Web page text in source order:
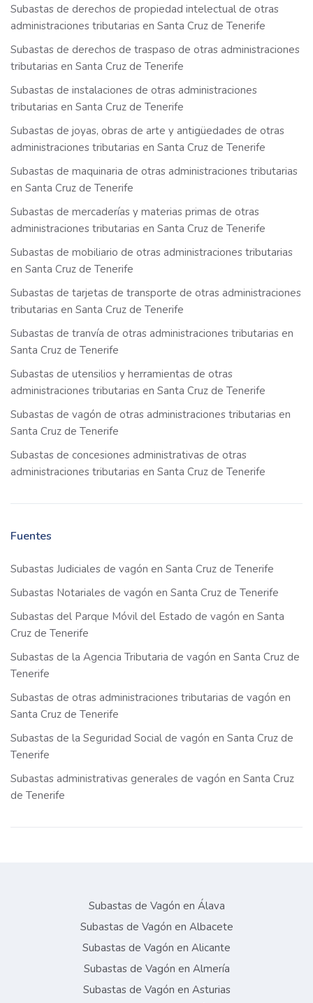
Subastas de derechos de propiedad intelectual de otras
administraciones tributarias en Santa Cruz de Tenerife
Subastas de derechos de traspaso de otras administraciones
tributarias en Santa Cruz de Tenerife
Subastas de instalaciones de otras administraciones
tributarias en Santa Cruz de Tenerife
Subastas de joyas, obras de arte y antigüedades de otras
administraciones tributarias en Santa Cruz de Tenerife
Subastas de maquinaria de otras administraciones tributarias
en Santa Cruz de Tenerife
Subastas de mercaderías y materias primas de otras
administraciones tributarias en Santa Cruz de Tenerife
Subastas de mobiliario de otras administraciones tributarias
en Santa Cruz de Tenerife
Subastas de tarjetas de transporte de otras administraciones
tributarias en Santa Cruz de Tenerife
Subastas de tranvía de otras administraciones tributarias en
Santa Cruz de Tenerife
Subastas de utensilios y herramientas de otras
administraciones tributarias en Santa Cruz de Tenerife
Subastas de vagón de otras administraciones tributarias en
Santa Cruz de Tenerife
Subastas de concesiones administrativas de otras
administraciones tributarias en Santa Cruz de Tenerife
Fuentes
Subastas Judiciales de vagón en Santa Cruz de Tenerife
Subastas Notariales de vagón en Santa Cruz de Tenerife
Subastas del Parque Móvil del Estado de vagón en Santa
Cruz de Tenerife
Subastas de la Agencia Tributaria de vagón en Santa Cruz de
Tenerife
Subastas de otras administraciones tributarias de vagón en
Santa Cruz de Tenerife
Subastas de la Seguridad Social de vagón en Santa Cruz de
Tenerife
Subastas administrativas generales de vagón en Santa Cruz
de Tenerife
Subastas de Vagón en Álava
Subastas de Vagón en Albacete
Subastas de Vagón en Alicante
Subastas de Vagón en Almería
Subastas de Vagón en Asturias